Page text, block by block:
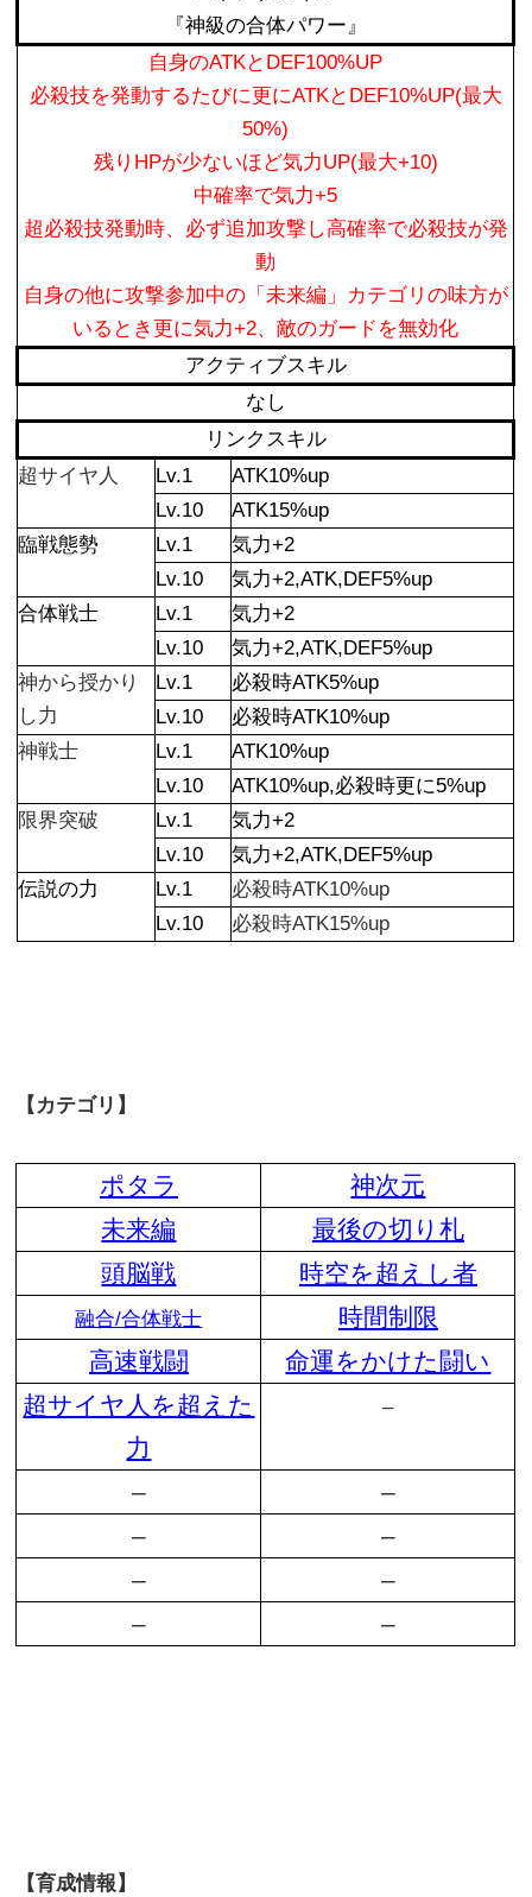
『神級の合体パワー』
自身のATKとDEF100%UP
必殺技を発動するたびに更にATKとDEF10%UP(最大
50%)
残りHPが少ないほど気力UP(最大+10)
中確率で気力+5
超必殺技発動時、必ず追加攻撃し高確率で必殺技が発
動
自身の他に攻撃参加中の「未来編」カテゴリの味方が
いるとき更に気力+2、敵のガードを無効化
アクティブスキル
なし
リンクスキル
超サイヤ人
Lv.1
ATK10%up
Lv.10
ATK15%up
臨戦態勢
Lv.1
気力+2
Lv.10
気力+2,ATK,DEF5%up
合体戦士
Lv.1
気力+2
Lv.10
気力+2,ATK,DEF5%up
神から授かり
し力
Lv.1
必殺時ATK5%up
Lv.10
必殺時ATK10%up
神戦士
Lv.1
ATK10%up
Lv.10
ATK10%up,必殺時更に5%up
限界突破
Lv.1
気力+2
Lv.10
気力+2,ATK,DEF5%up
伝説の力
Lv.1
必殺時ATK10%up
Lv.10
必殺時ATK15%up
【カテゴリ】
ポタラ
神次元
未来編
最後の切り札
頭脳戦
時空を超えし者
融合/合体戦士
時間制限
高速戦闘
命運をかけた闘い
超サイヤ人を超えた
力
–
–
–
–
–
–
–
–
–
【育成情報】